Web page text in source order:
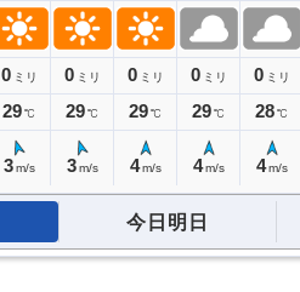
0 ミリ
29℃
3 m/s
0 ミリ
29℃
3 m/s
0 ミリ
29℃
4 m/s
0 ミリ
29℃
4 m/s
0 ミリ
28℃
4 m/s
今日明日